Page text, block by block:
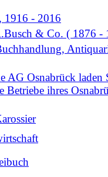
1916 - 2016
& Co. ( 1876 -
AG Osnabrück laden
Betriebe ihres